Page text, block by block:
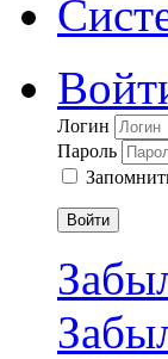
Логин
Пароль
Войти